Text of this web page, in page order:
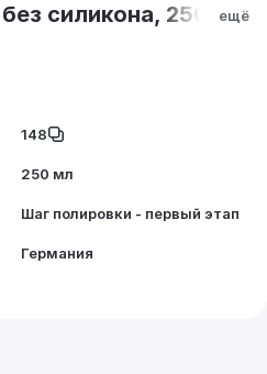
силикона, 250мл.
ещё
148
250 мл
Шаг полировки - первый этап
Германия